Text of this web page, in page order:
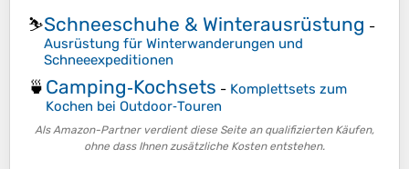
⛷️Schneeschuhe & Winterausrüstung -
Ausrüstung für Winterwanderungen und
Schneeexpeditionen
🍵 Camping‑Kochsets - Komplettsets zum
Kochen bei Outdoor‑Touren
Als Amazon-Partner verdient diese Seite an qualifizierten Käufen,
ohne dass Ihnen zusätzliche Kosten entstehen.